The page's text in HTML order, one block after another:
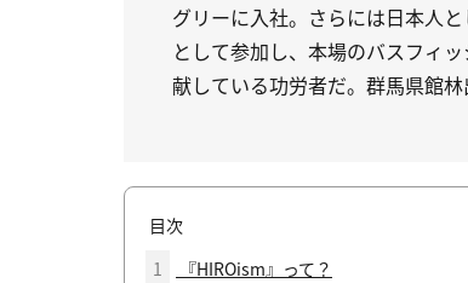
グリーに入社。さらには日本人
として参加し、本場のバスフィ
献している功労者だ。群馬県館林
目次
1
『HIROism』って？